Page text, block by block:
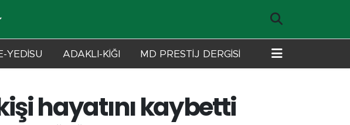
YEDİSU ADAKLI-KİĞI MD PRESTİJ DERGİSİ
hayatını kaybetti